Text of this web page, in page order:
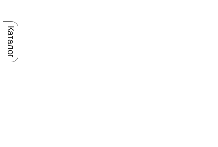
Каталог